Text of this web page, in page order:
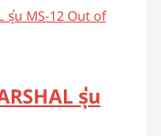
Out of
รุ่น